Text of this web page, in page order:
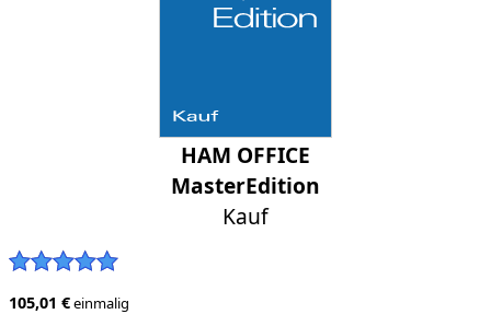
HAM OFFICE
MasterEdition
Kauf
105,01 €einmalig